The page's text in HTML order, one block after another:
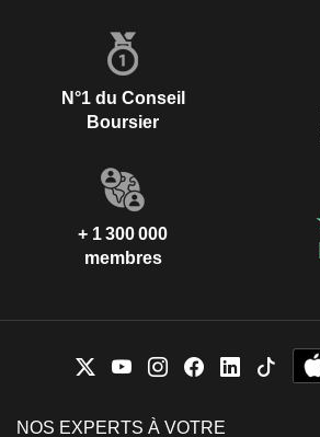
N°1 du Conseil
Boursier
+ 1 300 000
membres
NOS EXPERTS À VOTRE